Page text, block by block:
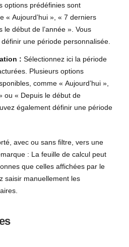
options prédéfinies sont
« Aujourd’hui », « 7 derniers
le début de l’année ». Vous
une période personnalisée.
: Sélectionnez ici la période
Plusieurs options
comme « Aujourd’hui »,
ou « Depuis le début de
également définir une période
avec ou sans filtre, vers une
: La feuille de calcul peut
que celles affichées par le
saisir manuellement les